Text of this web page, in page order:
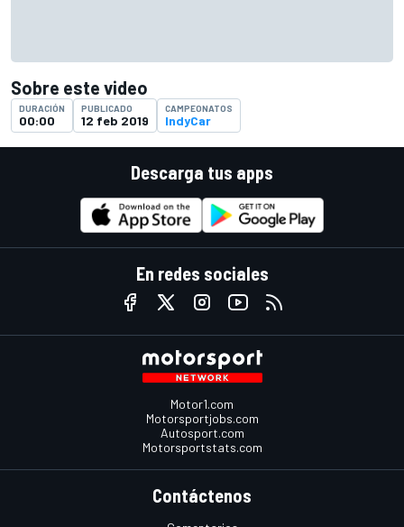
Sobre este video
DURACIÓN
00:00
PUBLICADO
12 feb 2019
CAMPEONATOS
IndyCar
Descarga tus apps
En redes sociales
Motor1.com
Motorsportjobs.com
Autosport.com
Motorsportstats.com
Contáctenos